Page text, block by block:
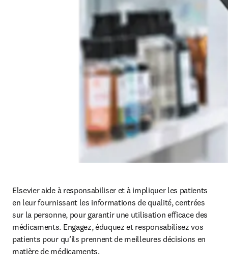
Elsevier aide à responsabiliser et à impliquer les patients
en leur fournissant les informations de qualité, centrées
sur la personne, pour garantir une utilisation efficace des
médicaments. Engagez, éduquez et responsabilisez vos
patients pour qu’ils prennent de meilleures décisions en
matière de médicaments.